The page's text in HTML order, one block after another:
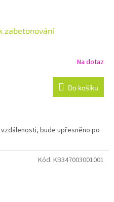
zabetonování
Na dotaz
Do košíku
vzdálenosti, bude upřesněno po
Kód: KB347003001001